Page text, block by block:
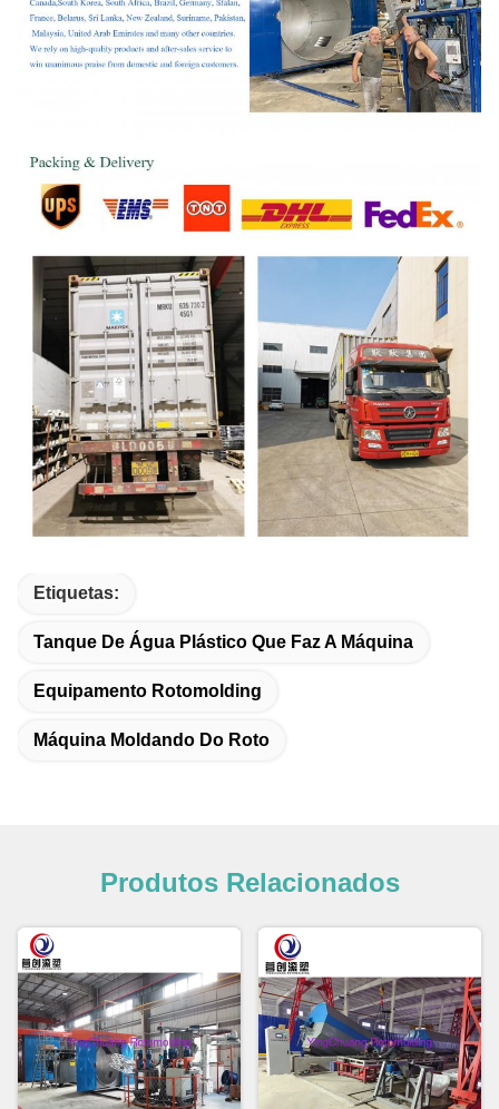
Etiquetas:
Tanque De Água Plástico Que Faz A Máquina
Equipamento Rotomolding
Máquina Moldando Do Roto
Produtos Relacionados